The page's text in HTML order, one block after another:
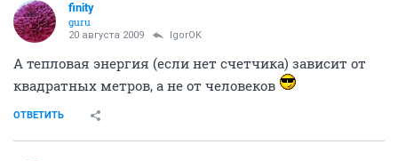
finity
guru
20 августа 2009 IgorOK
А тепловая энергия (если нет счетчика) зависит от
квадратных метров, а не от человеков
ОТВЕТИТЬ